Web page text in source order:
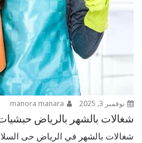
نوفمبر 3, 2025
شغالات بالشهر بالرياض حبشيات
شغالات بالشهر في الرياض حى